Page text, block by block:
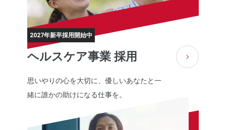
2027年新卒採用開始中
ヘルスケア事業 採用
思いやりの心を大切に、優しいあなたと一
緒に誰かの助けになる仕事を。